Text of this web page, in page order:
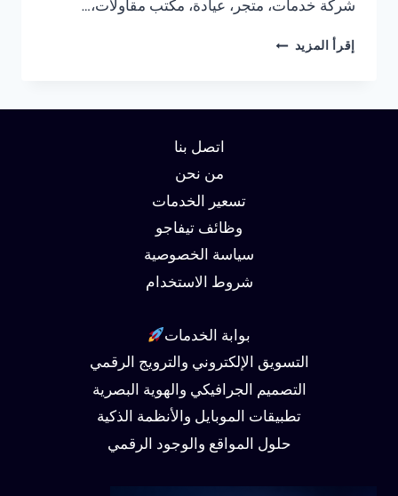
شركة خدمات، متجر، عيادة، مكتب مقاولات،…
إقرأ المزيد شركة
اتصل بنا
من نحن
تسعير الخدمات
وظائف تيفاجو
سياسة الخصوصية
شروط الاستخدام
بوابة الخدمات
التسويق الإلكتروني والترويج الرقمي
التصميم الجرافيكي والهوية البصرية
تطبيقات الموبايل والأنظمة الذكية
حلول المواقع والوجود الرقمي